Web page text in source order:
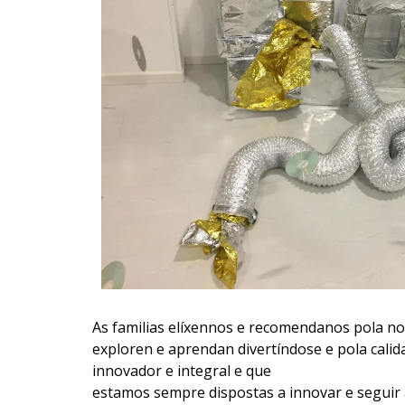
As familias elíxennos e recomendanos pola
exploren e aprendan divertíndose e pola
innovador e integral e que
estamos sempre dispostas a innovar e